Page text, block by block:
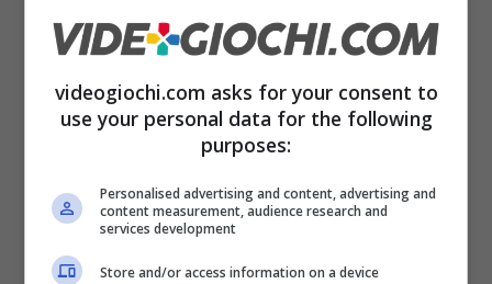
Sconto sul PC Lenovo del momento – Videogiochi.com
Lo schermo è un eccellente pannello da
pollici con risoluzione Full HD (1920×1080)
che offre colori nitidi e dettagli precisi, per
un’ottima esperienza di fruizione di ogni film e
videogiochi.com asks for your consent to
use your personal data for the following
purposes:
Personalised advertising and content, advertising and
content measurement, audience research and
services development
Store and/or access information on a device